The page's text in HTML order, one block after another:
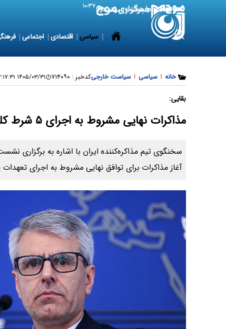
8 August 2026 شنبه ۱۷ مرداد ۱۴۰۵ ۱۰:۳۷
سیاسی اقتصادی اجتماعی
خانه | سیاسی | سیاست خارجیکدخبر : ۷۱۴۰۹۰ ۱۴۰۵/۰۳/۳۱ ۱۲:۱۷:۳۱
بقایی:
مذاکرات نهایی مشروط به اجرای ۵ شرط کلیدی است
سخنگوی تیم مذاکره‌کننده ایران با اشاره به برگزاری
آغاز مذاکرات برای توافق نهایی مشروط به اجرای